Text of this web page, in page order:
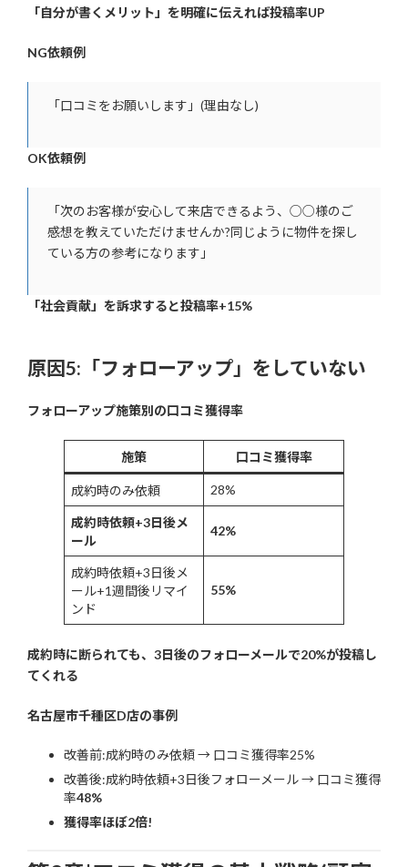
「自分が書くメリット」を明確に伝えれば投稿率UP
NG依頼例
「口コミをお願いします」(理由なし)
OK依頼例
「次のお客様が安心して来店できるよう、○○様のご
感想を教えていただけませんか?同じように物件を探し
ている方の参考になります」
「社会貢献」を訴求すると投稿率+15%
原因5:「フォローアップ」をしていない
フォローアップ施策別の口コミ獲得率
施策 口コミ獲得率
成約時のみ依頼 28%
成約時依頼+3日後メ
ール
42%
成約時依頼+3日後メ
ール+1週間後リマイ
ンド
55%
成約時に断られても、3日後のフォローメールで20%が投稿し
てくれる
名古屋市千種区D店の事例
改善前:成約時のみ依頼 → 口コミ獲得率25%
改善後:成約時依頼+3日後フォローメール → 口コミ獲得
率48%
獲得率ほぼ2倍!